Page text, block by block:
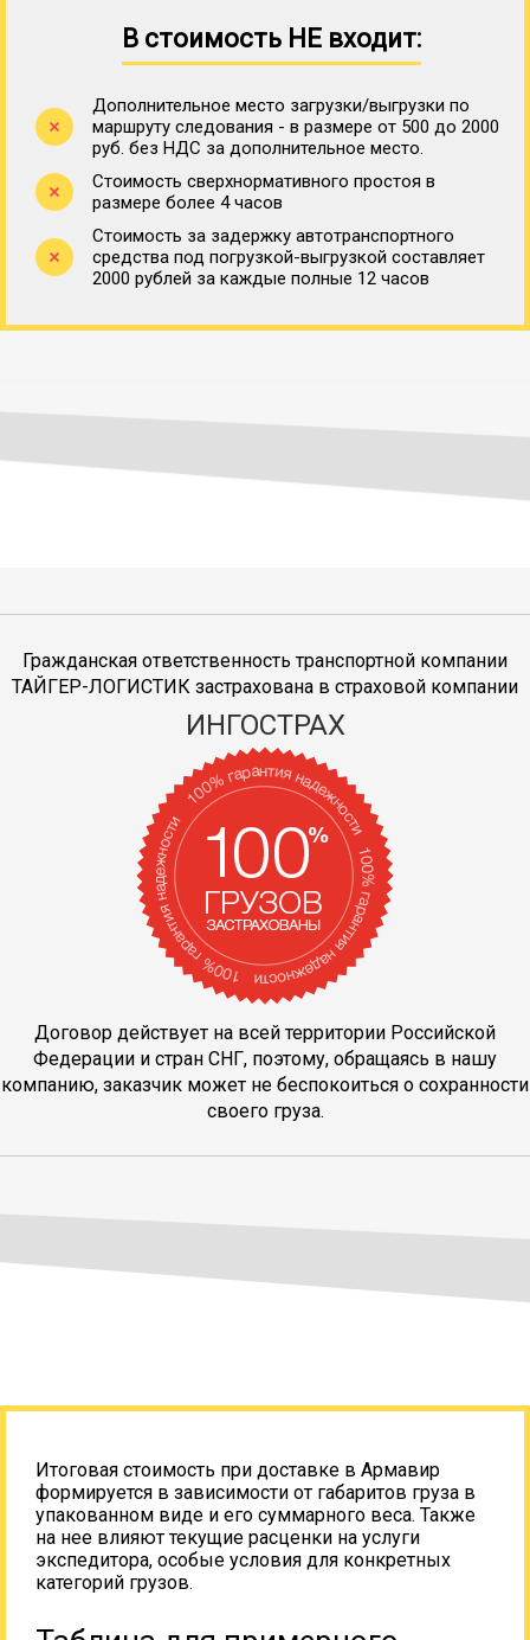
В стоимость НЕ входит:
Дополнительное место загрузки/выгрузки по
маршруту следования - в размере от 500 до 2000
руб. без НДС за дополнительное место.
Стоимость сверхнормативного простоя в
размере более 4 часов
Стоимость за задержку автотранспортного
средства под погрузкой-выгрузкой составляет
2000 рублей за каждые полные 12 часов
Гражданская ответственность транспортной компании
ТАЙГЕР-ЛОГИСТИК застрахована в страховой компании
ИНГОСТРАХ
Договор действует на всей территории Российской
Федерации и стран СНГ, поэтому, обращаясь в нашу
компанию, заказчик может не беспокоиться о сохранности
своего груза.
Итоговая стоимость при доставке в Армавир
формируется в зависимости от габаритов груза в
упакованном виде и его суммарного веса. Также
на нее влияют текущие расценки на услуги
экспедитора, особые условия для конкретных
категорий грузов.